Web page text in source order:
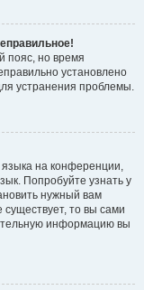
пояс, но время
установлено
устранения проблемы.
на конференции,
Попробуйте узнать у
нужный вам
существует, то вы сами
информацию вы